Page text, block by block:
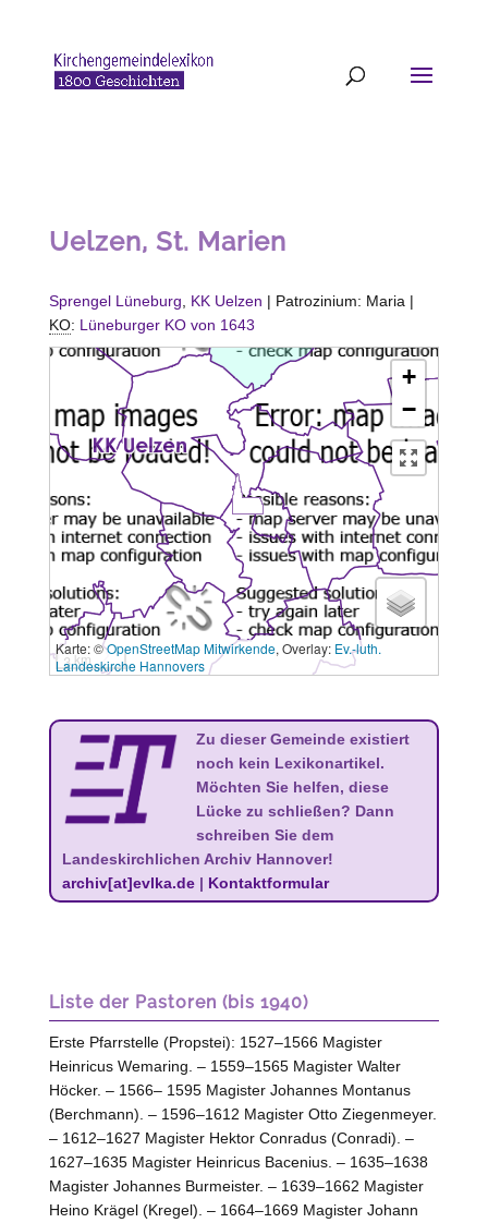
Uelzen, St. Marien
Sprengel Lüneburg KK Uelzen | Patrozinium: Maria |
KO: Lüneburger KO von 1643
+
−
3 km
Karte: ©OpenStreetMap Mitwirkende, Overlay: Ev.-luth.
Landeskirche Hannovers
Zu dieser Gemeinde existiert
noch kein Lexikonartikel.
Möchten Sie helfen, diese
Lücke zu schließen? Dann
schreiben Sie dem
Landeskirchlichen Archiv Hannover!
archiv[at]evlka.de| Kontaktformular
Liste der Pastoren (bis 1940)
Erste Pfarrstelle (Propstei): 1527–1566 Magister
Heinricus Wemaring. – 1559–1565 Magister Walter
Höcker. – 1566– 1595 Magister Johannes Montanus
(Berchmann). – 1596–1612 Magister Otto Ziegenmeyer.
– 1612–1627 Magister Hektor Conradus (Conradi). –
1627–1635 Magister Heinricus Bacenius. – 1635–1638
Magister Johannes Burmeister. – 1639–1662 Magister
Heino Krägel (Kregel). – 1664–1669 Magister Johann